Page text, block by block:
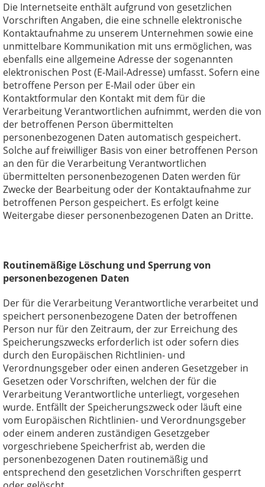
Die Internetseite enthält aufgrund von gesetzlichen
Vorschriften Angaben, die eine schnelle elektronische
Kontaktaufnahme zu unserem Unternehmen sowie eine
unmittelbare Kommunikation mit uns ermöglichen, was
ebenfalls eine allgemeine Adresse der sogenannten
elektronischen Post (E-Mail-Adresse) umfasst. Sofern eine
betroffene Person per E-Mail oder über ein
Kontaktformular den Kontakt mit dem für die
Verarbeitung Verantwortlichen aufnimmt, werden die von
der betroffenen Person übermittelten
personenbezogenen Daten automatisch gespeichert.
Solche auf freiwilliger Basis von einer betroffenen Person
an den für die Verarbeitung Verantwortlichen
übermittelten personenbezogenen Daten werden für
Zwecke der Bearbeitung oder der Kontaktaufnahme zur
betroffenen Person gespeichert. Es erfolgt keine
Weitergabe dieser personenbezogenen Daten an Dritte.
Routinemäßige Löschung und Sperrung von
personenbezogenen Daten
Der für die Verarbeitung Verantwortliche verarbeitet und
speichert personenbezogene Daten der betroffenen
Person nur für den Zeitraum, der zur Erreichung des
Speicherungszwecks erforderlich ist oder sofern dies
durch den Europäischen Richtlinien- und
Verordnungsgeber oder einen anderen Gesetzgeber in
Gesetzen oder Vorschriften, welchen der für die
Verarbeitung Verantwortliche unterliegt, vorgesehen
wurde. Entfällt der Speicherungszweck oder läuft eine
vom Europäischen Richtlinien- und Verordnungsgeber
oder einem anderen zuständigen Gesetzgeber
vorgeschriebene Speicherfrist ab, werden die
personenbezogenen Daten routinemäßig und
entsprechend den gesetzlichen Vorschriften gesperrt